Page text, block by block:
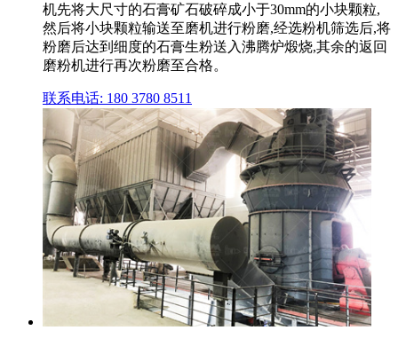
机先将大尺寸的石膏矿石破碎成小于30mm的小块颗粒,
然后将小块颗粒输送至磨机进行粉磨,经选粉机筛选后,将
粉磨后达到细度的石膏生粉送入沸腾炉煅烧,其余的返回
磨粉机进行再次粉磨至合格。
联系电话: 180 3780 8511